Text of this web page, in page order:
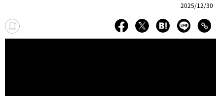
2025/12/30